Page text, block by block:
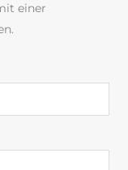
einer